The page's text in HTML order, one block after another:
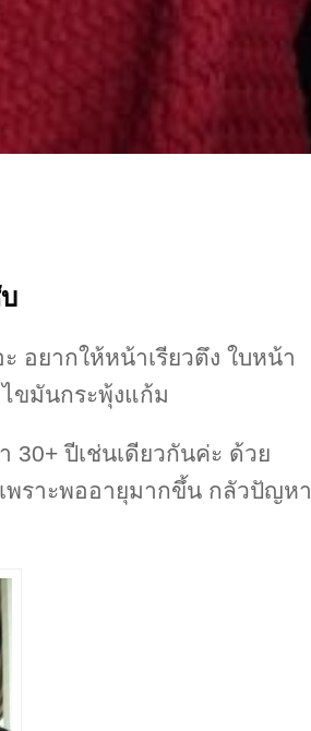
อยากให้หน้าเรียวตึง ใบหน้า
ขมันกระพุ้งแก้ม
30+ ปีเช่นเดียวกันค่ะ ด้วย
พราะพออายุมากขึ้น กลัวปัญหา